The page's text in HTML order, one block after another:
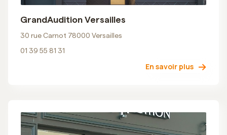
GrandAudition Versailles
30 rue Carnot 78000 Versailles
01 39 55 81 31
En savoir plus